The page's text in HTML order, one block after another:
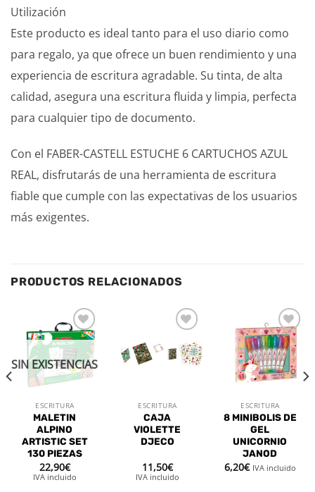
Utilización
Este producto es ideal tanto para el uso diario como
para regalo, ya que ofrece un buen rendimiento y una
experiencia de escritura agradable. Su tinta, de alta
calidad, asegura una escritura fluida y limpia, perfecta
para cualquier tipo de documento.
Con el FABER-CASTELL ESTUCHE 6 CARTUCHOS AZUL
REAL, disfrutarás de una herramienta de escritura
fiable que cumple con las expectativas de los usuarios
más exigentes.
PRODUCTOS RELACIONADOS
Añadir
a la
lista de
deseos
SIN EXISTENCIAS
ESCRITURA
MALETIN
ALPINO
ARTISTIC SET
130 PIEZAS
22,90€
IVA incluido
a la
lista de
ESCRITURA
CAJA
VIOLETTE
DJECO
11,50€
IVA incluido
Añadir
a la
lista de
deseos
ESCRITURA
8 MINIBOLIS DE
GEL
UNICORNIO
JANOD
6,20€ IVA incluido